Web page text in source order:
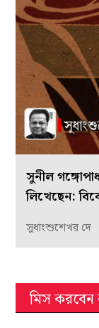
সুনীল
লিখেছেন:
সুধাংশুশেখর দে
মিস করবেন